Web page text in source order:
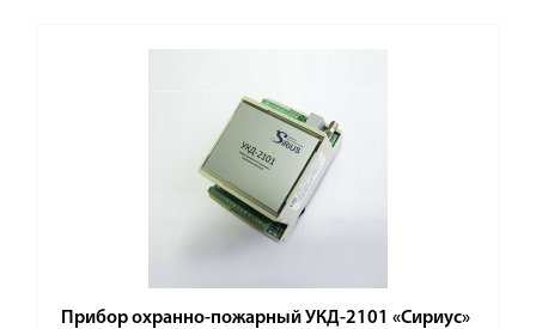
Прибор охранно-пожарный УКД-2101 «Сириус»